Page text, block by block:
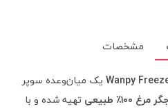
مشخصات
Wanpy یک میان‌وعده سوپر
مرغ ۱۰۰٪ طبیعی
تهیه شده و با